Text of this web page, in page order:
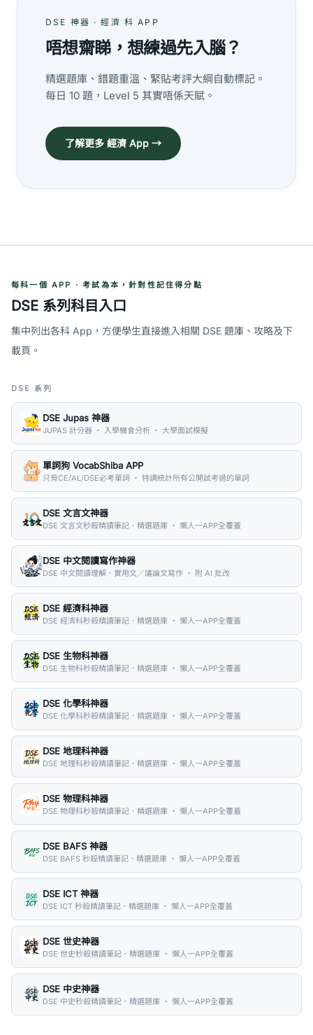
DSE 神器 · 經濟 科 APP
唔想齋睇，想練過先入腦？
精選題庫、錯題重溫、緊貼考評大綱自動標記。
每日 10 題，Level 5 其實唔係天賦。
了解更多 經濟 App →
每科一個 APP · 考試為本，針對性記住得分點
DSE 系列科目入口
集中列出各科 App，方便學生直接進入相關 DSE 題庫、攻略及下
載頁。
DSE 系列
DSE Jupas 神器
JUPAS 計分器 ・ 入學機會分析 ・ 大學面試模擬
單詞狗 VocabShiba APP
只背CE/AL/DSE必考單詞 ・ 特調統計所有公開試考過的單詞
DSE 文言文神器
DSE 文言文秒殺精讀筆記．精選題庫 ・ 懶人一APP全覆蓋
DSE 中文閱讀寫作神器
DSE 中文閱讀理解．實用文／議論文寫作 ・ 附 AI 批改
DSE 經濟科神器
DSE 經濟科秒殺精讀筆記．精選題庫 ・ 懶人一APP全覆蓋
DSE 生物科神器
DSE 生物科秒殺精讀筆記．精選題庫 ・ 懶人一APP全覆蓋
DSE 化學科神器
DSE 化學科秒殺精讀筆記．精選題庫 ・ 懶人一APP全覆蓋
DSE 地理科神器
DSE 地理科秒殺精讀筆記．精選題庫 ・ 懶人一APP全覆蓋
DSE 物理科神器
DSE 物理科秒殺精讀筆記．精選題庫 ・ 懶人一APP全覆蓋
DSE BAFS 神器
DSE BAFS 秒殺精讀筆記．精選題庫 ・ 懶人一APP全覆蓋
DSE ICT 神器
DSE ICT 秒殺精讀筆記．精選題庫 ・ 懶人一APP全覆蓋
DSE 世史神器
DSE 世史秒殺精讀筆記．精選題庫 ・ 懶人一APP全覆蓋
DSE 中史神器
DSE 中史秒殺精讀筆記．精選題庫 ・ 懶人一APP全覆蓋